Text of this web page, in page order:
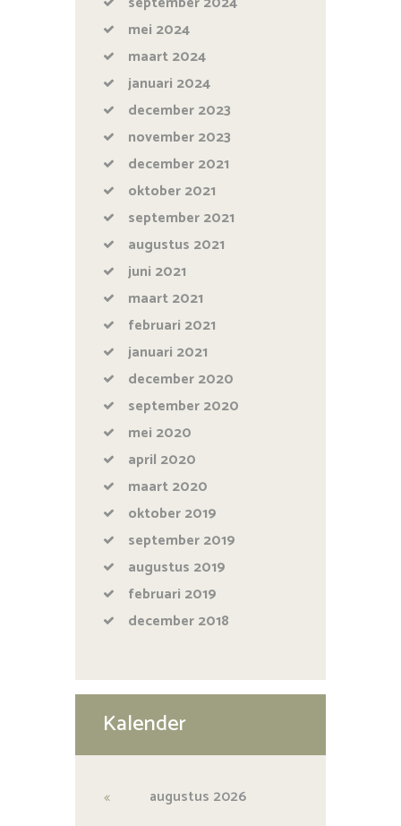
mei 2024
maart2024
januari 2024
december2023
november2023
december2021
oktober2021
september2021
augustus 2021
juni 2021
maart2021
februari 2021
januari 2021
december2020
september2020
mei 2020
april 2020
maart2020
oktober2019
september2019
augustus 2019
februari 2019
december2018
Kalender
augustus 2026